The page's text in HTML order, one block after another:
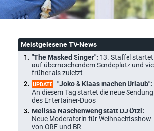
Meistgelesene TV-News
"The Masked Singer": 13. Staffel startet
auf überraschendem Sendeplatz und viel
früher als zuletzt
UPDATE
"Joko & Klaas machen Urlaub":
An diesem Tag startet die neue Sendung
des Entertainer-Duos
Melissa Naschenweng statt DJ Ötzi:
Neue Moderatorin für Weihnachtsshow
von ORF und BR